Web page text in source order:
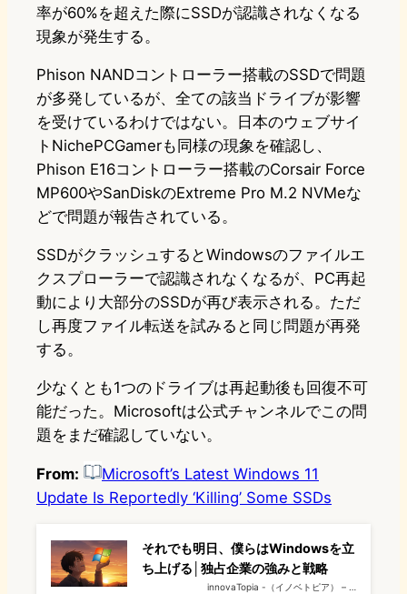
率が60%を超えた際にSSDが認識されなくなる
現象が発生する。
Phison NANDコントローラー搭載のSSDで問題
が多発しているが、全ての該当ドライブが影響
を受けているわけではない。日本のウェブサイ
トNichePCGamerも同様の現象を確認し、
Phison E16コントローラー搭載のCorsair Force
MP600やSanDiskのExtreme Pro M.2 NVMeな
どで問題が報告されている。
SSDがクラッシュするとWindowsのファイルエ
クスプローラーで認識されなくなるが、PC再起
動により大部分のSSDが再び表示される。ただ
し再度ファイル転送を試みると同じ問題が再発
する。
少なくとも1つのドライブは再起動後も回復不可
能だった。Microsoftは公式チャンネルでこの問
題をまだ確認していない。
From:
Microsoft’s Latest Windows 11
Update Is Reportedly ‘Killing’ Some SSDs
それでも明日、僕らはWindowsを立
ち上げる│独占企業の強みと戦略
innovaTopia -（イノベトピア） – …